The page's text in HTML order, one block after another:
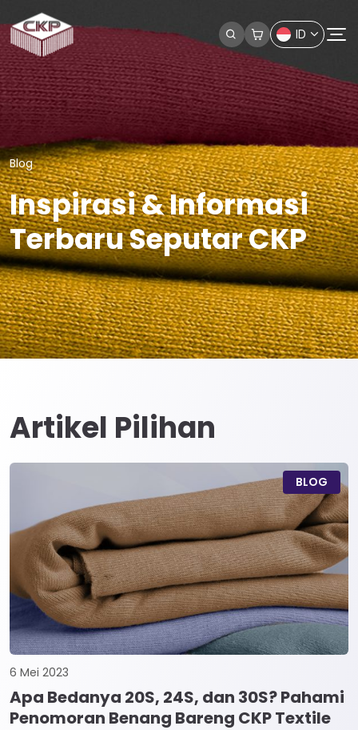
ID
Blog
Inspirasi & Informasi
Terbaru Seputar CKP
Artikel Pilihan
BLOG
6 Mei 2023
Apa Bedanya 20S, 24S, dan 30S? Pahami
Penomoran Benang Bareng CKP Textile